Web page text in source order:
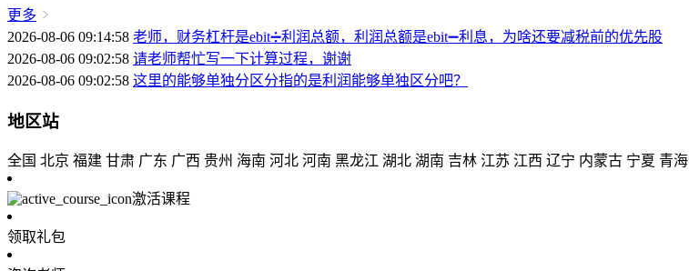
更多
2026-08-06 09:14:58 老师，财务杠杆是ebit➗利润总额，利润总额是ebit➖利息，为啥还要减税前的优先股
2026-08-06 09:02:58 请老师帮忙写一下计算过程，谢谢
2026-08-06 09:02:58 这里的能够单独分区分指的是利润能够单独区分吧？
地区站
全国 北京 福建 甘肃 广东 广西 贵州 海南 河北 河南 黑龙江 湖北 湖南 吉林 江苏 江西 辽宁 内蒙古 宁夏 青海
激活课程
领取礼包